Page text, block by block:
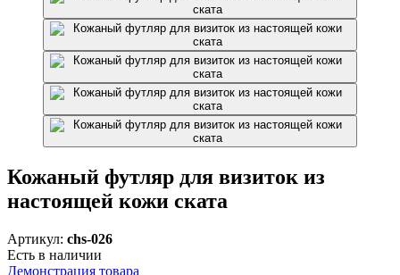
Кожаный футляр для визиток из
настоящей кожи ската
Артикул: chs-026
Есть в наличии
Демонстрация товара